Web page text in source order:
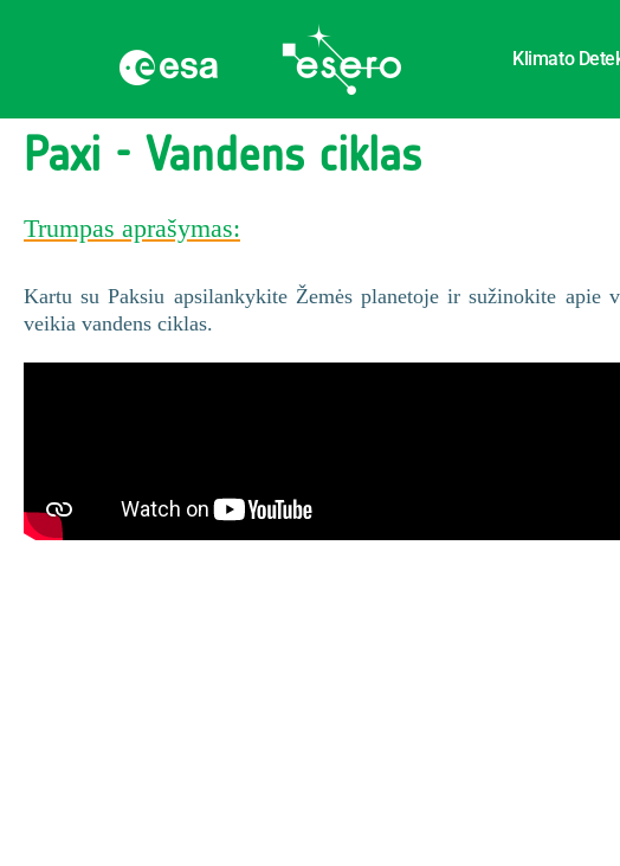
Klimato
Paxi - Vandens ciklas
Trumpas aprašymas:
Kartu su Paksiu apsilankykite Žemės planetoje ir sužinokite apie
veikia vandens ciklas.